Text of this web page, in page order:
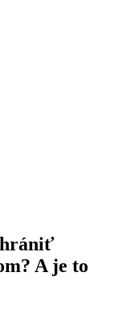
A je to